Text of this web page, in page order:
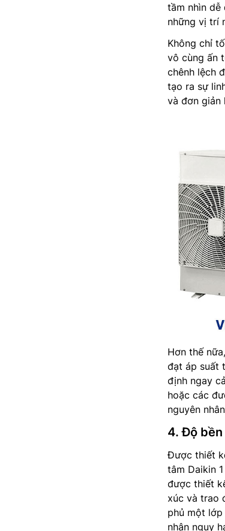
tầm nhìn
những vị trí
Không chỉ
vô cùng ấn
chênh lệch
tạo ra sự
và đơn giản
Hơn thế
đạt áp suất
định ngay
hoặc các
nguyên
4. Độ
Được thiết
tâm Daikin
được thiết
xúc và trao
phủ một
nhân nguy